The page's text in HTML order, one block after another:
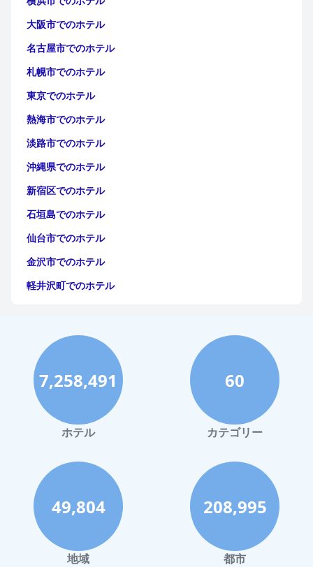
大阪市でのホテル
名古屋市でのホテル
札幌市でのホテル
東京でのホテル
熱海市でのホテル
淡路市でのホテル
沖縄県でのホテル
新宿区でのホテル
石垣島でのホテル
仙台市でのホテル
金沢市でのホテル
軽井沢町でのホテル
神戸市でのホテル
宮古島でのホテル
函館市でのホテル
ハワイイでのホテル
鎌倉市でのホテル
長崎市でのホテル
奄美市でのホテル
小豆島町でのホテル
千葉市でのホテル
7,258,491
ホテル
60
カテゴリー
49,804
地域
208,995
都市